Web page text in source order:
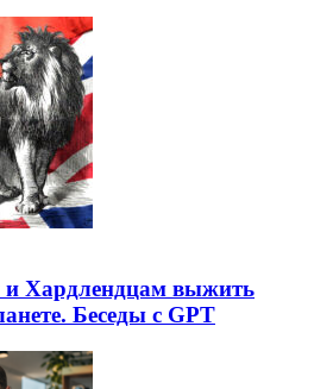
и Хардлендцам выжить
Беседы с GPT